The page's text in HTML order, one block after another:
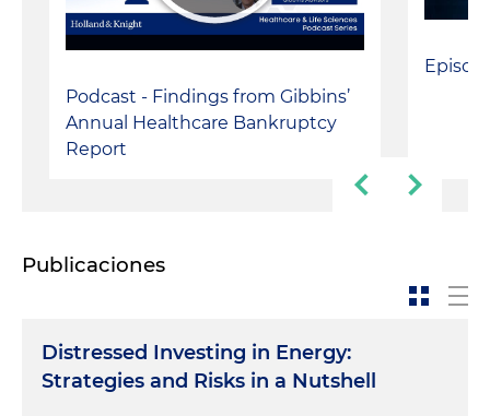
Podcast - Findings from Gibbins’
Annual Healthcare Bankruptcy
Report
Publicaciones
Distressed Investing in Energy:
Strategies and Risks in a Nutshell